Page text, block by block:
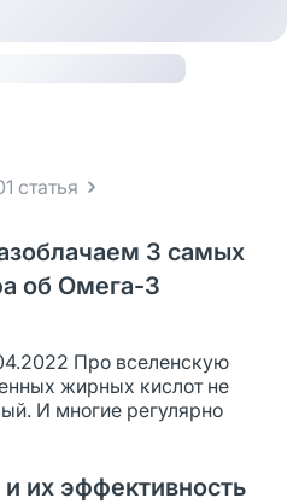
статья
3 самых
об Омега-3
Про вселенскую
жирных кислот не
И многие регулярно
их эффективность